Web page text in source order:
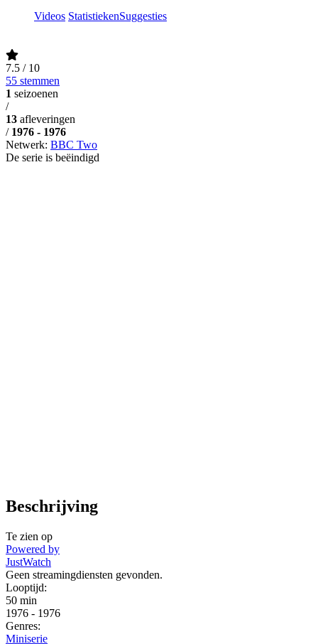
Videos StatistiekenSuggesties
7.5 / 10
55 stemmen
1 seizoenen
/
13 afleveringen
/ 1976 - 1976
Netwerk: BBC Two
De serie is beëindigd
Beschrijving
Te zien op
Powered by
JustWatch
Geen streamingdiensten gevonden.
Looptijd:
50 min
1976 - 1976
Genres:
Miniserie